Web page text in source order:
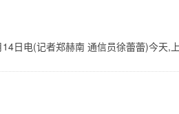
日电(记者郑赫南 通信员徐蕾蕾)今天,